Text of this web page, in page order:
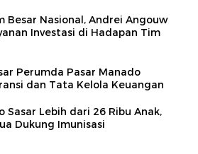
Besar Nasional, Andrei Angouw
Investasi di Hadapan Tim
Perumda Pasar Manado
dan Tata Kelola Keuangan
Sasar Lebih dari 26 Ribu Anak,
Dukung Imunisasi